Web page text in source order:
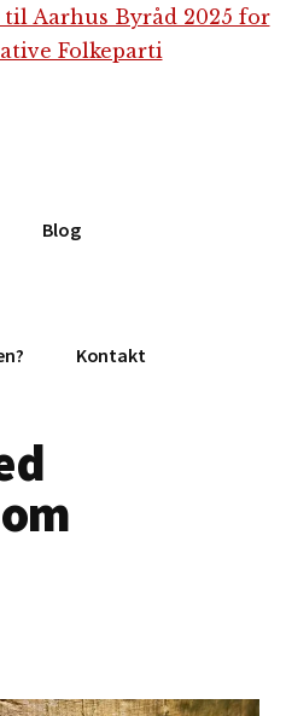
Blog
Kontakt